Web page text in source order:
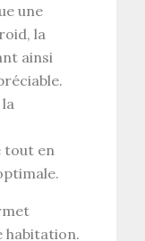
une
la
ainsi
tout en